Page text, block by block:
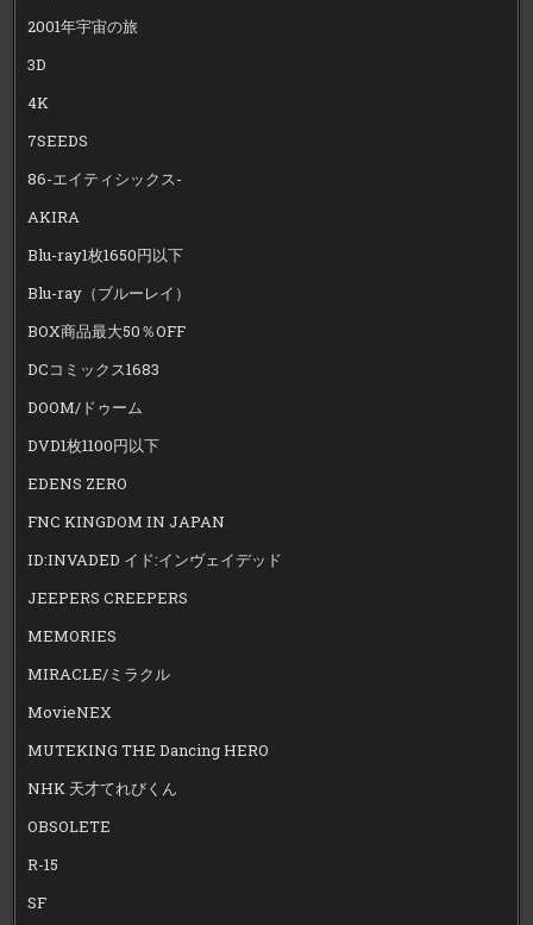
2001年宇宙の旅
3D
4K
7SEEDS
86-エイティシックス-
AKIRA
Blu-ray1枚1650円以下
Blu-ray（ブルーレイ）
BOX商品最大50％OFF
DCコミックス1683
DOOM/ドゥーム
DVD1枚1100円以下
EDENS ZERO
FNC KINGDOM IN JAPAN
ID:INVADED イド:インヴェイデッド
JEEPERS CREEPERS
MEMORIES
MIRACLE/ミラクル
MovieNEX
MUTEKING THE Dancing HERO
NHK 天才てれびくん
OBSOLETE
R-15
SF